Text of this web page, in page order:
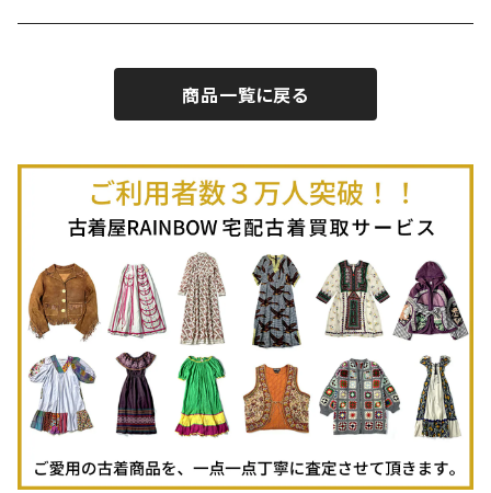
古着ポロシャツ
古着長袖ポロシャツ
古着スウェット
古着パーカー
古着タンクトップ
古着羽織り
古着ミニ丈スカート (丈56-75cm)
Autumn / Winter
商品一覧に戻る